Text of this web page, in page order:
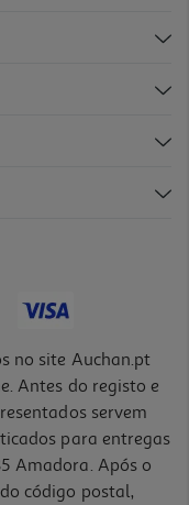
no site Auchan.pt
Antes do registo e
servem
para entregas
Amadora. Após o
código postal,